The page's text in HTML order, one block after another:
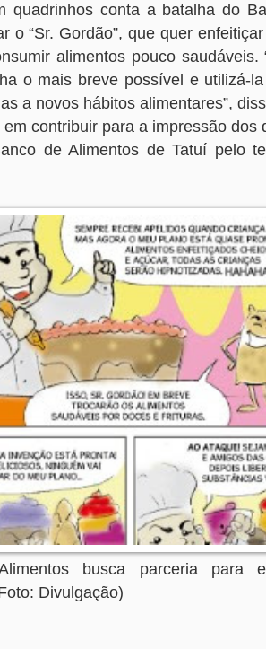
quadrinhos conta a batalha do
o “Sr. Gordão”, que quer
alimentos pouco saudáveis.
o mais breve possível e utilizá-
a novos hábitos alimentares”,
em contribuir para a impressão dos
de Alimentos de Tatuí pelo
busca parceria para
Divulgação)